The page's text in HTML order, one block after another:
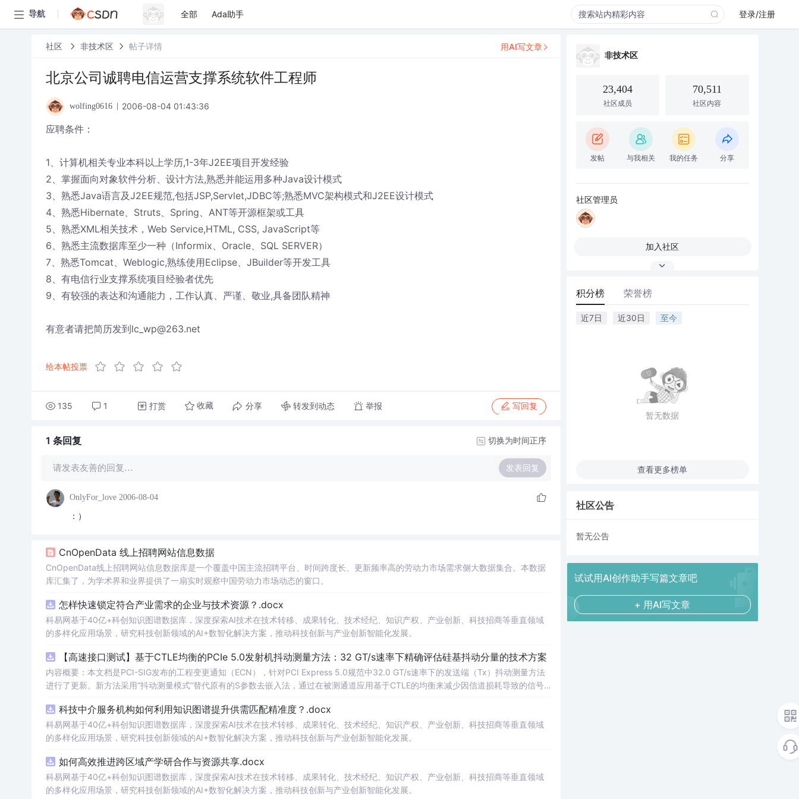
导航 全部 Ada助手 登录/注册
社区 非技术区 帖子详情
北京公司诚聘电信运营支撑系统软件工程师
wolfing0616 2006-08-04 01:43:36
应聘条件：
1、计算机相关专业本科以上学历,1-3年J2EE项目开发经验
2、掌握面向对象软件分析、设计方法,熟悉并能运用多种Java设计模式
3、熟悉Java语言及J2EE规范,包括JSP,Servlet,JDBC等;熟悉MVC架构模式和J2EE设计模式
4、熟悉Hibernate、Struts、Spring、ANT等开源框架或工具
5、熟悉XML相关技术，Web Service,HTML, CSS, JavaScript等
6、熟悉主流数据库至少一种（Informix、Oracle、SQL SERVER）
7、熟悉Tomcat、Weblogic,熟练使用Eclipse、JBuilder等开发工具
8、有电信行业支撑系统项目经验者优先
9、有较强的表达和沟通能力，工作认真、严谨、敬业,具备团队精神
有意者请把简历发到lc_wp@263.net
给本帖投票
135 1 打赏 收藏 分享 转发到动态 举报 写回复
用AI写文章
1 条回复 切换为时间正序
请发表友善的回复… 发表回复
OnlyFor_love 2006-08-04
：）
CnOpenData 线上招聘网站信息数据
CnOpenData线上招聘网站信息数据库是一个覆盖中国主流招聘平台、时间跨度长、更新频率高的劳动力市场需求侧大数据集合。本数据
库汇集了，为学术界和业界提供了一扇实时观察中国劳动力市场动态的窗口。
怎样快速锁定符合产业需求的企业与技术资源？.docx
科易网基于40亿+科创知识图谱数据库，深度探索AI技术在技术转移、成果转化、技术经纪、知识产权、产业创新、科技招商等垂直领域
的多样化应用场景，研究科技创新领域的AI+数智化解决方案，推动科技创新与产业创新智能化发展。
【高速接口测试】基于CTLE均衡的PCIe 5.0发射机抖动测量方法：32 GT/s速率下精确评估硅基抖动分量的技术方案
内容概要：本文档是PCI-SIG发布的工程变更通知（ECN），针对PCI Express 5.0规范中32.0 GT/s速率下的发送端（Tx）抖动测量方法
进行了更新。新方法采用“抖动测量模式”替代原有的S参数去嵌入法，通过在被测通道应用基于CTLE的均衡来减少因信道损耗导致的信号
去嵌入过程中高频噪声放大带来的测量不准确性。对于2.5至16.0 GT/s速率，原有测量方法保持不变。; 适合人群：从事高速接口设计、验
证或测试的工程师，尤其是涉及PC
科技中介服务机构如何利用知识图谱提升供需匹配精准度？.docx
科易网基于40亿+科创知识图谱数据库，深度探索AI技术在技术转移、成果转化、技术经纪、知识产权、产业创新、科技招商等垂直领域
的多样化应用场景，研究科技创新领域的AI+数智化解决方案，推动科技创新与产业创新智能化发展。
如何高效推进跨区域产学研合作与资源共享.docx
科易网基于40亿+科创知识图谱数据库，深度探索AI技术在技术转移、成果转化、技术经纪、知识产权、产业创新、科技招商等垂直领域
的多样化应用场景，研究科技创新领域的AI+数智化解决方案，推动科技创新与产业创新智能化发展。
非技术区
23,404
社区成员
70,511
社区内容
发帖 与我相关 我的任务 分享
社区管理员
加入社区
积分榜 荣誉榜
近7日 近30日 至今
暂无数据
查看更多榜单
社区公告
暂无公告
试试用AI创作助手写篇文章吧
+ 用AI写文章